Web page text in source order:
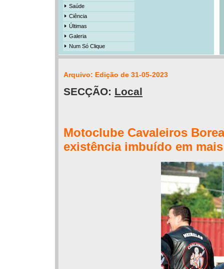
Saúde
Ciência
Últimas
Galeria
Num Só Clique
Arquivo: Edição de 31-05-2023
SECÇÃO: Local
Motoclube Cavaleiros
existência imbuído em